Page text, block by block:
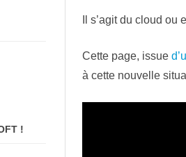
Il s’agit du cloud
Cette page, issue
à cette nouvelle
!